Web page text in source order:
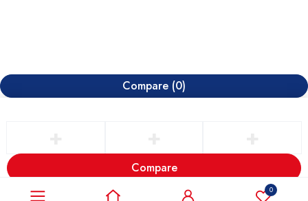
0
Compare (0)
Compare
Remove all products